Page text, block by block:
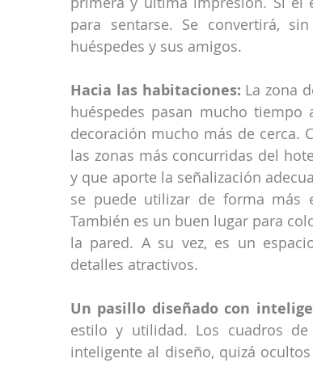
para sentarse. Se convertirá,
huéspedes y sus amigos.
Hacia las habitaciones: La zona
huéspedes pasan mucho
decoración mucho más de cerca.
las zonas más concurridas del
y que aporte la señalización
se puede utilizar de forma más
También es un buen lugar para
la pared. A su vez, es un
detalles atractivos.
Un pasillo diseñado con
estilo y utilidad. Los cuadros
inteligente al diseño, quizá